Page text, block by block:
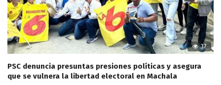
37
PSC denuncia presuntas presiones políticas y asegura
que se vulnera la libertad electoral en Machala